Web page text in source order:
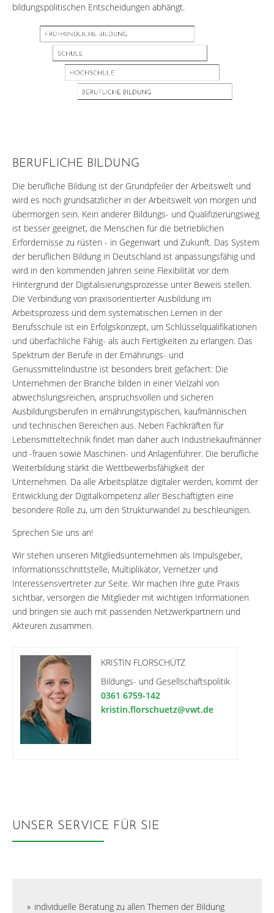
bildungspolitischen Entscheidungen abhängt.
BERUFLICHE BILDUNG
Die berufliche Bildung ist der Grundpfeiler der Arbeitswelt und
wird es noch grundsätzlicher in der Arbeitswelt von morgen und
übermorgen sein. Kein anderer Bildungs- und Qualifizierungsweg
ist besser geeignet, die Menschen für die betrieblichen
Erfordernisse zu rüsten - in Gegenwart und Zukunft. Das System
der beruflichen Bildung in Deutschland ist anpassungsfähig und
wird in den kommenden Jahren seine Flexibilität vor dem
Hintergrund der Digitalisierungsprozesse unter Beweis stellen.
Die Verbindung von praxisorientierter Ausbildung im
Arbeitsprozess und dem systematischen Lernen in der
Berufsschule ist ein Erfolgskonzept, um Schlüsselqualifikationen
und überfachliche Fähig- als auch Fertigkeiten zu erlangen. Das
Spektrum der Berufe in der Ernährungs- und
Genussmittelindustrie ist besonders breit gefächert: Die
Unternehmen der Branche bilden in einer Vielzahl von
abwechslungsreichen, anspruchsvollen und sicheren
Ausbildungsberufen in ernährungstypischen, kaufmännischen
und technischen Bereichen aus. Neben Fachkräften für
Lebensmitteltechnik findet man daher auch Industriekaufmänner
und -frauen sowie Maschinen- und Anlagenführer. Die berufliche
Weiterbildung stärkt die Wettbewerbsfähigkeit der
Unternehmen. Da alle Arbeitsplätze digitaler werden, kommt der
Entwicklung der Digitalkompetenz aller Beschäftigten eine
besondere Rolle zu, um den Strukturwandel zu beschleunigen.
Sprechen Sie uns an!
Wir stehen unseren Mitgliedsunternehmen als Impulsgeber,
Informationsschnittstelle, Multiplikator, Vernetzer und
Interessensvertreter zur Seite. Wir machen Ihre gute Praxis
sichtbar, versorgen die Mitglieder mit wichtigen Informationen
und bringen sie auch mit passenden Netzwerkpartnern und
Akteuren zusammen.
KRISTIN FLORSCHÜTZ
Bildungs- und Gesellschaftspolitik
0361 6759-142
kristin.florschuetz@vwt.de
UNSER SERVICE FÜR SIE
individuelle Beratung zu allen Themen der Bildung